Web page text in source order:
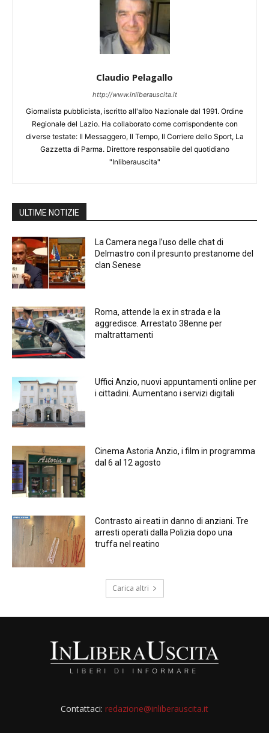
Claudio Pelagallo
http://www.inliberauscita.it
Giornalista pubblicista, iscritto all'albo Nazionale dal 1991. Ordine
Regionale del Lazio. Ha collaborato come corrispondente con
diverse testate: Il Messaggero, Il Tempo, Il Corriere dello Sport, La
Gazzetta di Parma. Direttore responsabile del quotidiano
"Inliberauscita"
ULTIME NOTIZIE
La Camera nega l’uso delle chat di
Delmastro con il presunto prestanome del
clan Senese
Roma, attende la ex in strada e la
aggredisce. Arrestato 38enne per
maltrattamenti
Uffici Anzio, nuovi appuntamenti online per
i cittadini. Aumentano i servizi digitali
Cinema Astoria Anzio, i film in programma
dal 6 al 12 agosto
Contrasto ai reati in danno di anziani. Tre
arresti operati dalla Polizia dopo una
truffa nel reatino
Carica altri
Contattaci: redazione@inliberauscita.it